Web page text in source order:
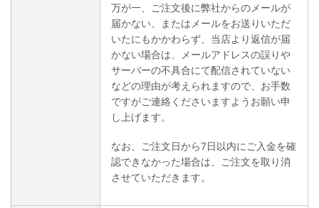
万が一、ご注文後に弊社からのメールが
届かない、またはメールをお送りいただ
いたにもかかわらず、当店より返信が届
かない場合は、メールアドレスの誤りや
サーバーの不具合にて配信されていない
などの理由が考えられますので、お手数
ですがご連絡くださいますようお願い申
し上げます。
なお、ご注文日から7日以内にご入金を確
認できなかった場合は、ご注文を取り消
させていただきます。